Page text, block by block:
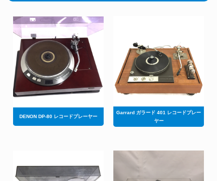
DENON DP-80 レコードプレーヤー
Garrard ガラード 401 レコードプレー
ヤー